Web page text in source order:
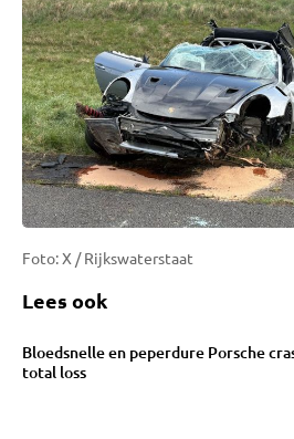
Foto: X / Rijkswaterstaat
Lees ook
Bloedsnelle en peperdure Porsche
total loss